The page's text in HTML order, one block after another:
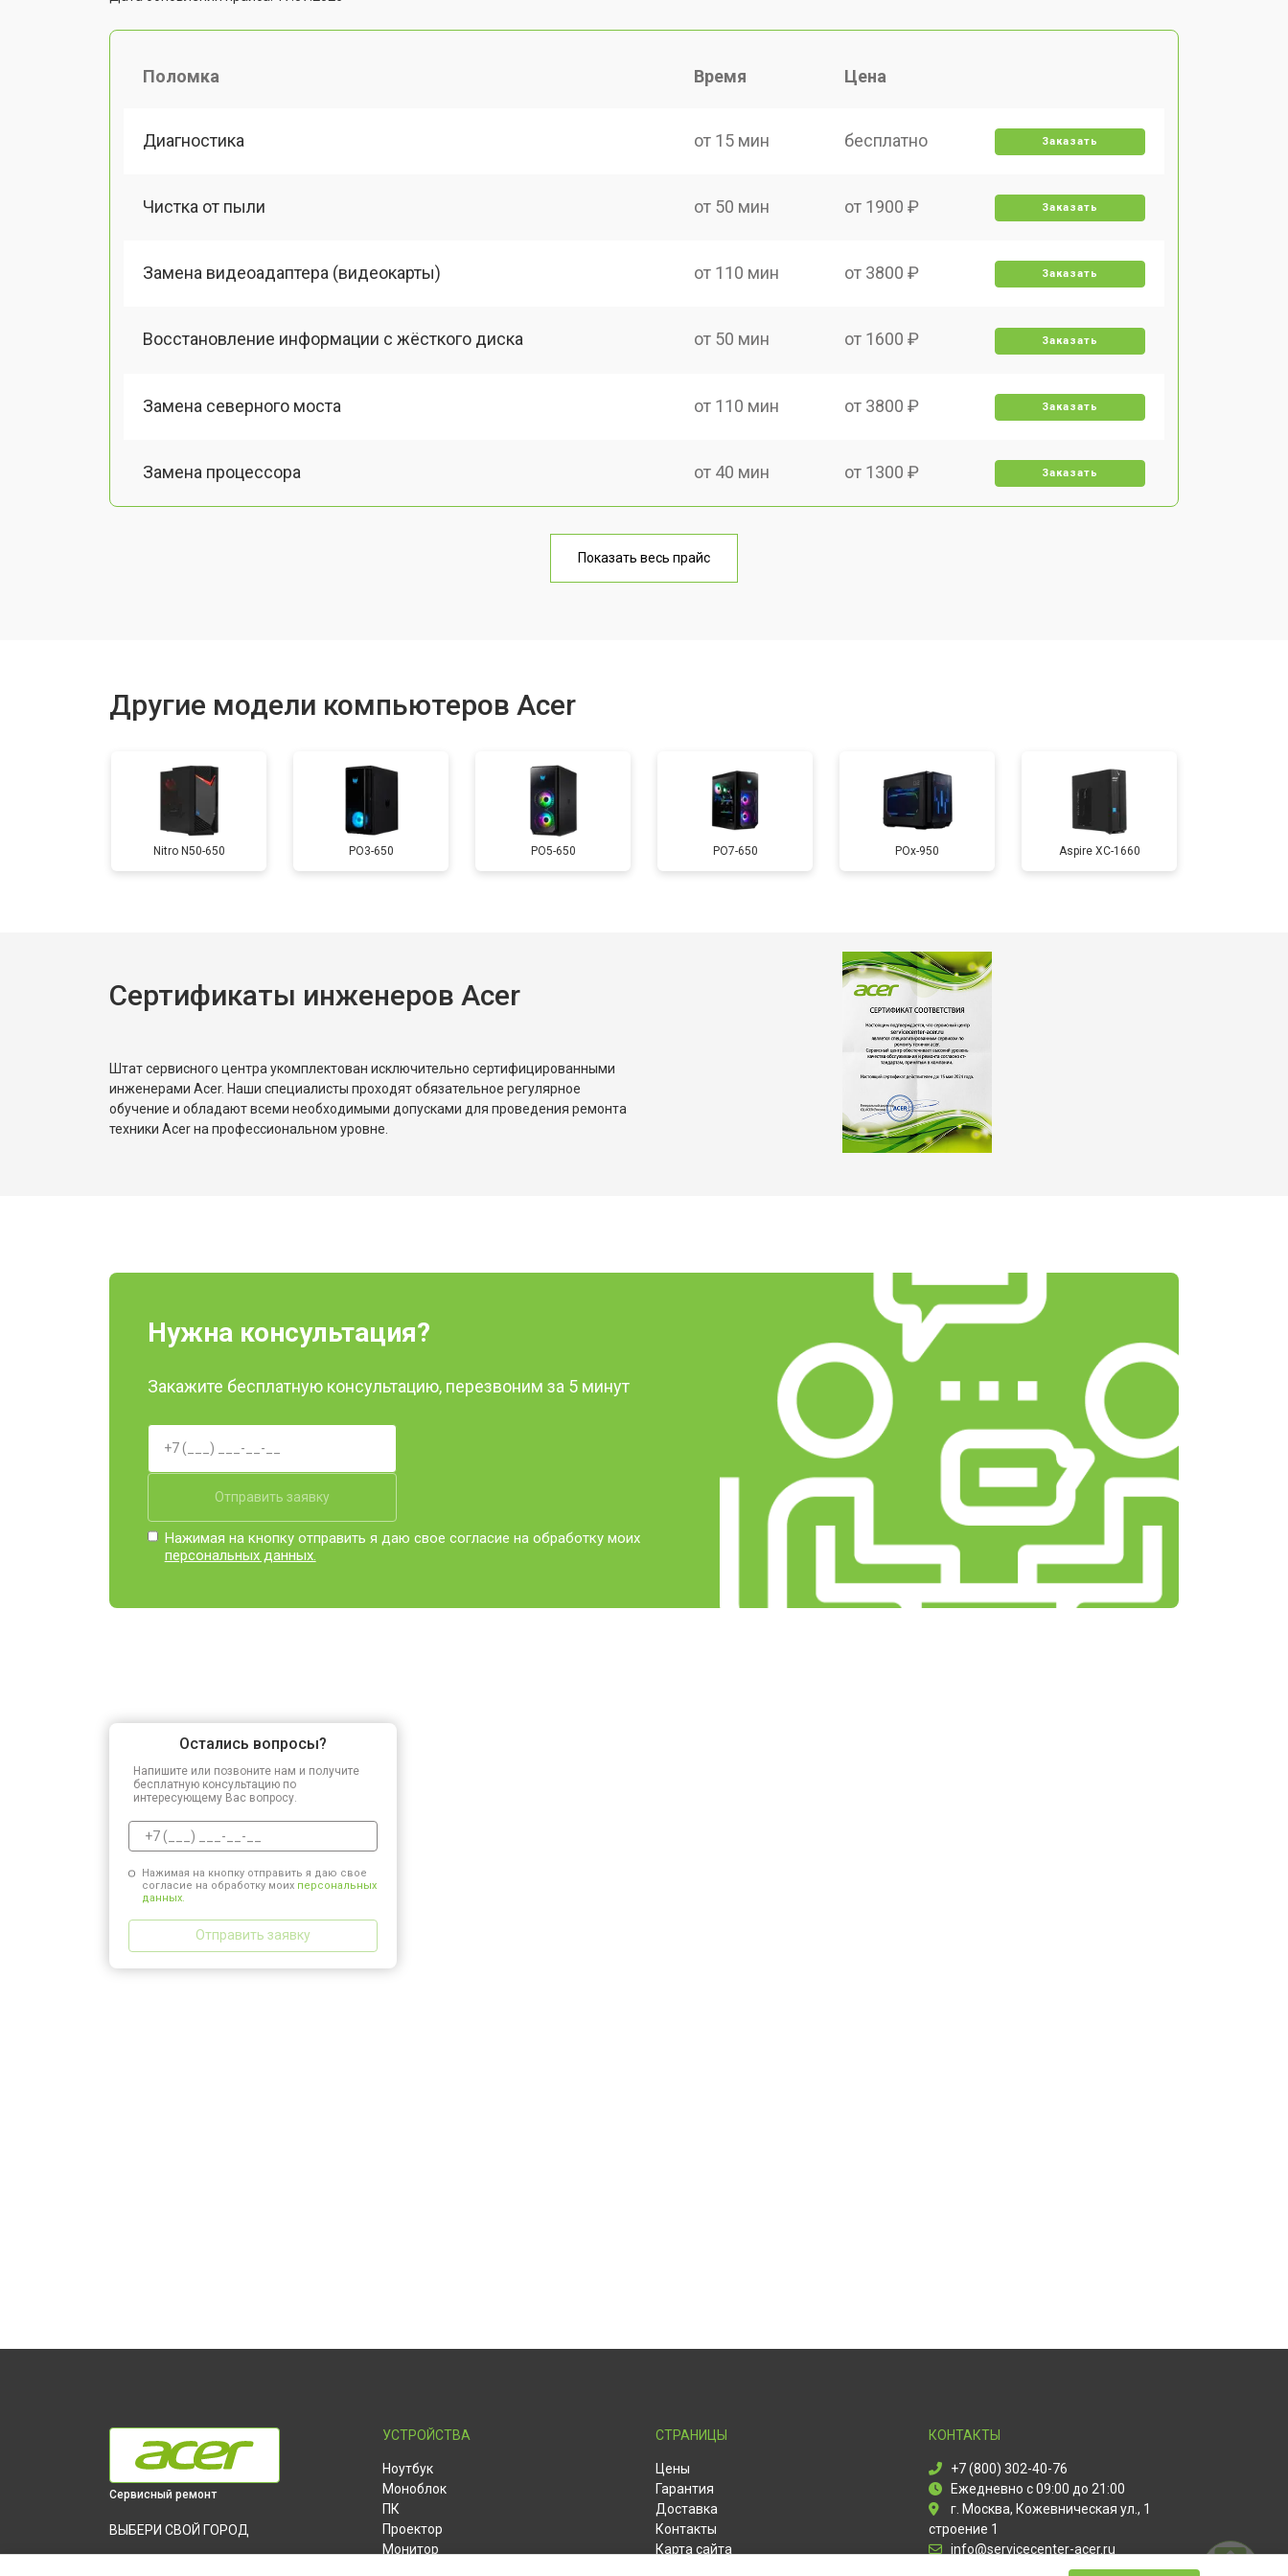
Поломка Время Цена
Диагностика от 15 мин бесплатно Заказать
Чистка от пыли от 50 мин от 1900 ₽ Заказать
Замена видеоадаптера (видеокарты) от 110 мин от 3800 ₽ Заказать
Восстановление информации с жёсткого диска от 50 мин от 1600 ₽ Заказать
Замена северного моста от 110 мин от 3800 ₽ Заказать
Замена процессора от 40 мин от 1300 ₽ Заказать
от 50 мин
от 60 мин от 1500 ₽ Заказать
Замена звуковой платы от 60 мин от 2700 ₽ Заказать
Показать весь прайс
Другие модели компьютеров Acer
Nitro N50-650 PO3-650 PO5-650 PO7-650 POx-950 Aspire XC-1660
Сертификаты инженеров Acer
Штат сервисного центра укомплектован исключительно сертифицированными
инженерами Acer. Наши специалисты проходят обязательное регулярное
обучение и обладают всеми необходимыми допусками для проведения ремонта
техники Acer на профессиональном уровне.
Нужна консультация?
Закажите бесплатную консультацию, перезвоним за 5 минут
Отправить заявку
Нажимая на кнопку отправить я даю свое согласие на обработку моих
персональных данных.
Остались вопросы?
Напишите или позвоните нам и получите
бесплатную консультацию по
интересующему Вас вопросу.
Нажимая на кнопку отправить я даю свое
согласие на обработку моих персональных
данных.
Отправить заявку
Сервисный ремонт
ВЫБЕРИ СВОЙ ГОРОД
УСТРОЙСТВА
Ноутбук
Моноблок
ПК
Проектор
Монитор
СТРАНИЦЫ
Цены
Гарантия
Доставка
Контакты
Карта сайта
КОНТАКТЫ
+7 (800) 302-40-76
Ежедневно с 09:00 до 21:00
г. Москва, Кожевническая ул., 1
строение 1
info@servicecenter-acer.ru
Политика конфиденциальности